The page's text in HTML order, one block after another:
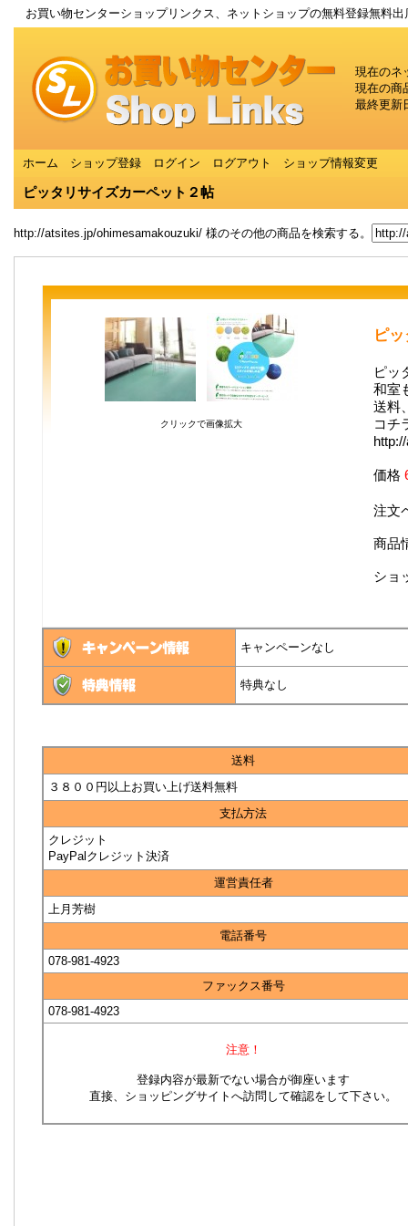
お買い物センターショップリンクス、ネットショップの無料登録無料
現在のネ
現在の商
最終更新
ホーム ショップ登録 ログイン ログアウト ショップ情報変更
ピッタリサイズカーペット２帖
http://atsites.jp/ohimesamakouzuki/ 様のその他の商品を検索する。
クリックで画像拡大
ピ
ピッ
和室
送料
コチ
価格
注文
商品
ショ
キャンペーンなし
特典なし
送料
３８００円以上お買い上げ送料無料
支払方法
クレジット
PayPalクレジット決済
運営責任者
上月芳樹
電話番号
078-981-4923
ファックス番号
078-981-4923
注意！
登録内容が最新でない場合が御座います
直接、ショッピングサイトへ訪問して確認をして下さい。